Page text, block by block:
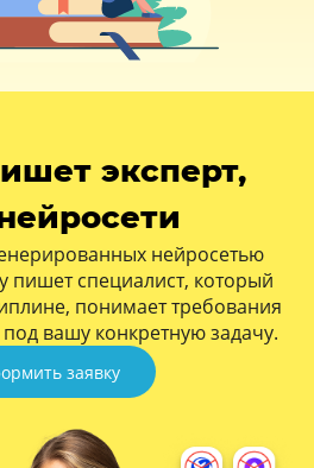
эксперт,
нейросетью
пишет специалист, который
понимает требования
вашу конкретную задачу.
заявку